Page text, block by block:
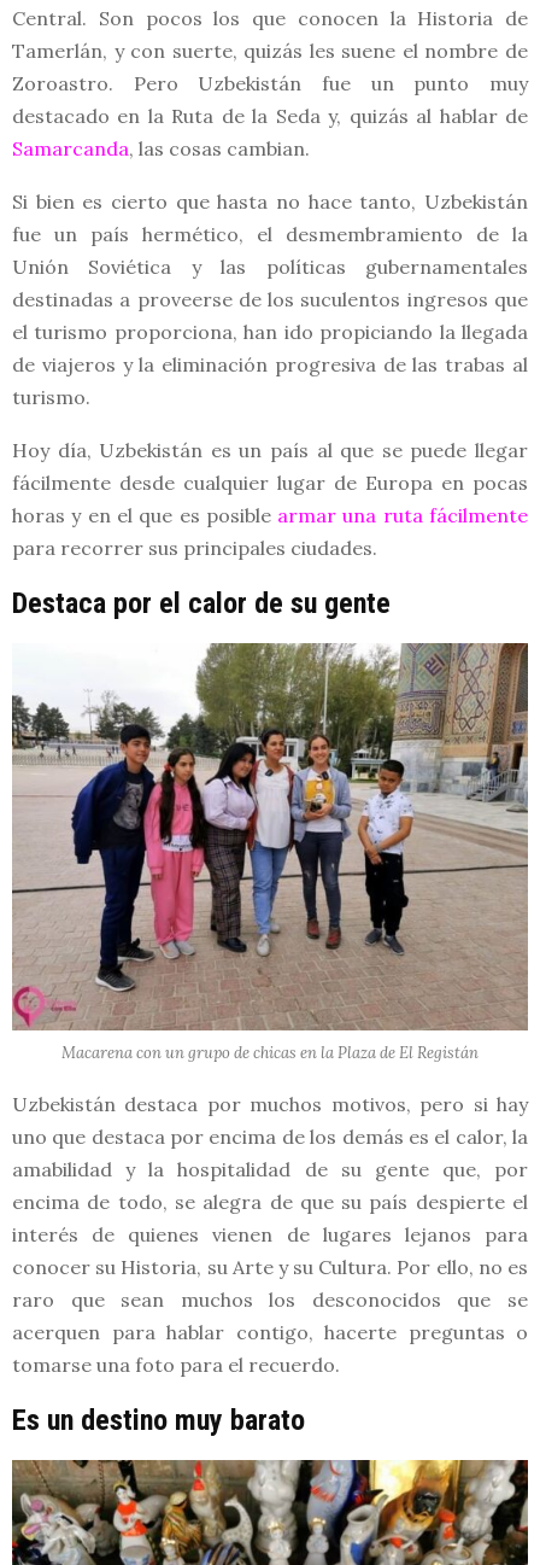
Central. Son pocos los que conocen la Historia de
Tamerlán, y con suerte, quizás les suene el nombre de
Zoroastro. Pero Uzbekistán fue un punto muy
destacado en la Ruta de la Seda y, quizás al hablar de
Samarcanda, las cosas cambian.
Si bien es cierto que hasta no hace tanto, Uzbekistán
fue un país hermético, el desmembramiento de la
Unión Soviética y las políticas gubernamentales
destinadas a proveerse de los suculentos ingresos que
el turismo proporciona, han ido propiciando la llegada
de viajeros y la eliminación progresiva de las trabas al
turismo.
Hoy día, Uzbekistán es un país al que se puede llegar
fácilmente desde cualquier lugar de Europa en pocas
horas y en el que es posible armar una ruta fácilmente
para recorrer sus principales ciudades.
Destaca por el calor de su gente
Macarena con un grupo de chicas en la Plaza de El Registán
Uzbekistán destaca por muchos motivos, pero si hay
uno que destaca por encima de los demás es el calor, la
amabilidad y la hospitalidad de su gente que, por
encima de todo, se alegra de que su país despierte el
interés de quienes vienen de lugares lejanos para
conocer su Historia, su Arte y su Cultura. Por ello, no es
raro que sean muchos los desconocidos que se
acerquen para hablar contigo, hacerte preguntas o
tomarse una foto para el recuerdo.
Es un destino muy barato